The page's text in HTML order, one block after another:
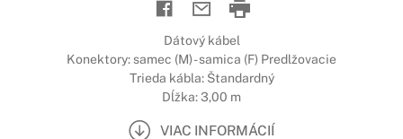
Dátový kábel
Konektory: samec (M) - samica (F) Predlžovacie
Trieda kábla: Štandardný
Dĺžka: 3,00 m
VIAC INFORMÁCIÍ